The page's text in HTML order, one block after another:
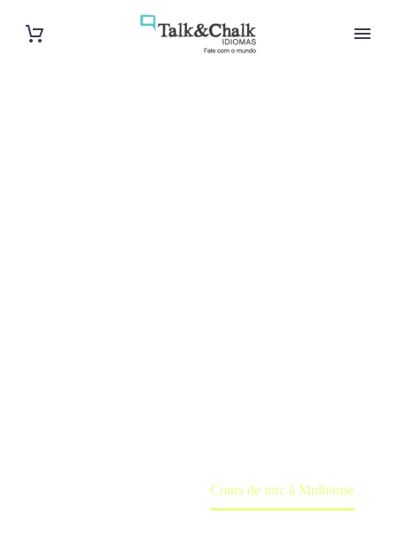
Cours de turc à Mulhouse